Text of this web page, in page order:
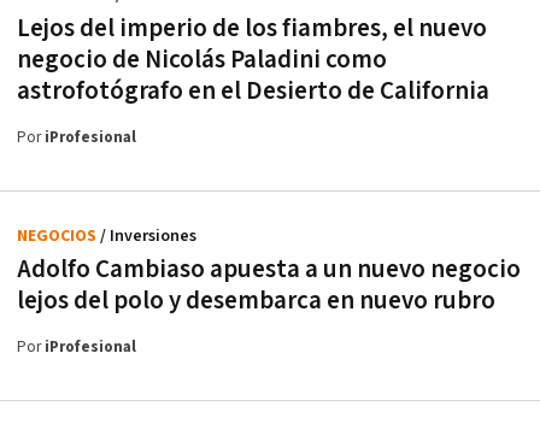
Lejos del imperio de los fiambres, el nuevo
negocio de Nicolás Paladini como
astrofotógrafo en el Desierto de California
PoriProfesional
Adolfo Cambiaso apuesta a un nuevo negocio
lejos del polo y desembarca en nuevo rubro
NEGOCIOS / Inversiones
PoriProfesional